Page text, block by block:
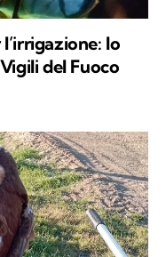
lo
del Fuoco